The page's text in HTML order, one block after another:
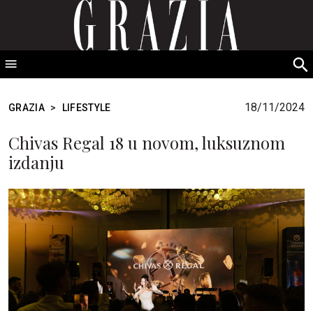
GRAZIA Srbija
GRAZIA > LIFESTYLE 18/11/2024
Chivas Regal 18 u novom, luksuznom
izdanju